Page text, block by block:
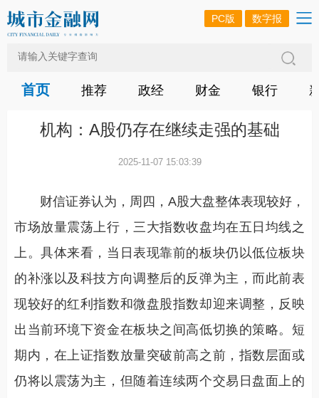
PC版 数字报
首页 推荐 政经 财金 银行
机构：A股仍存在继续走强的基础
2025-11-07 15:03:39
财信证券认为，周四，A股大盘整体表现较好，
市场放量震荡上行，三大指数收盘均在五日均线之
上。具体来看，当日表现靠前的板块仍以低位板块
的补涨以及科技方向调整后的反弹为主，而此前表
现较好的红利指数和微盘股指数却迎来调整，反映
出当前环境下资金在板块之间高低切换的策略。短
期内，在上证指数放量突破前高之前，指数层面或
仍将以震荡为主，但随着连续两个交易日盘面上的